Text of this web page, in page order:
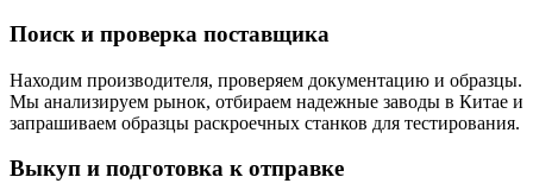
Поиск и проверка поставщика
Находим производителя, проверяем документацию и образцы.
Мы анализируем рынок, отбираем надежные заводы в Китае и
запрашиваем образцы раскроечных станков для тестирования.
Выкуп и подготовка к отправке